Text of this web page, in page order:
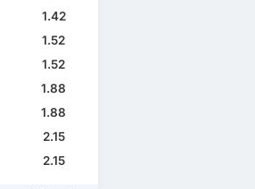
1.42
1.52
1.52
1.88
1.88
2.15
2.15